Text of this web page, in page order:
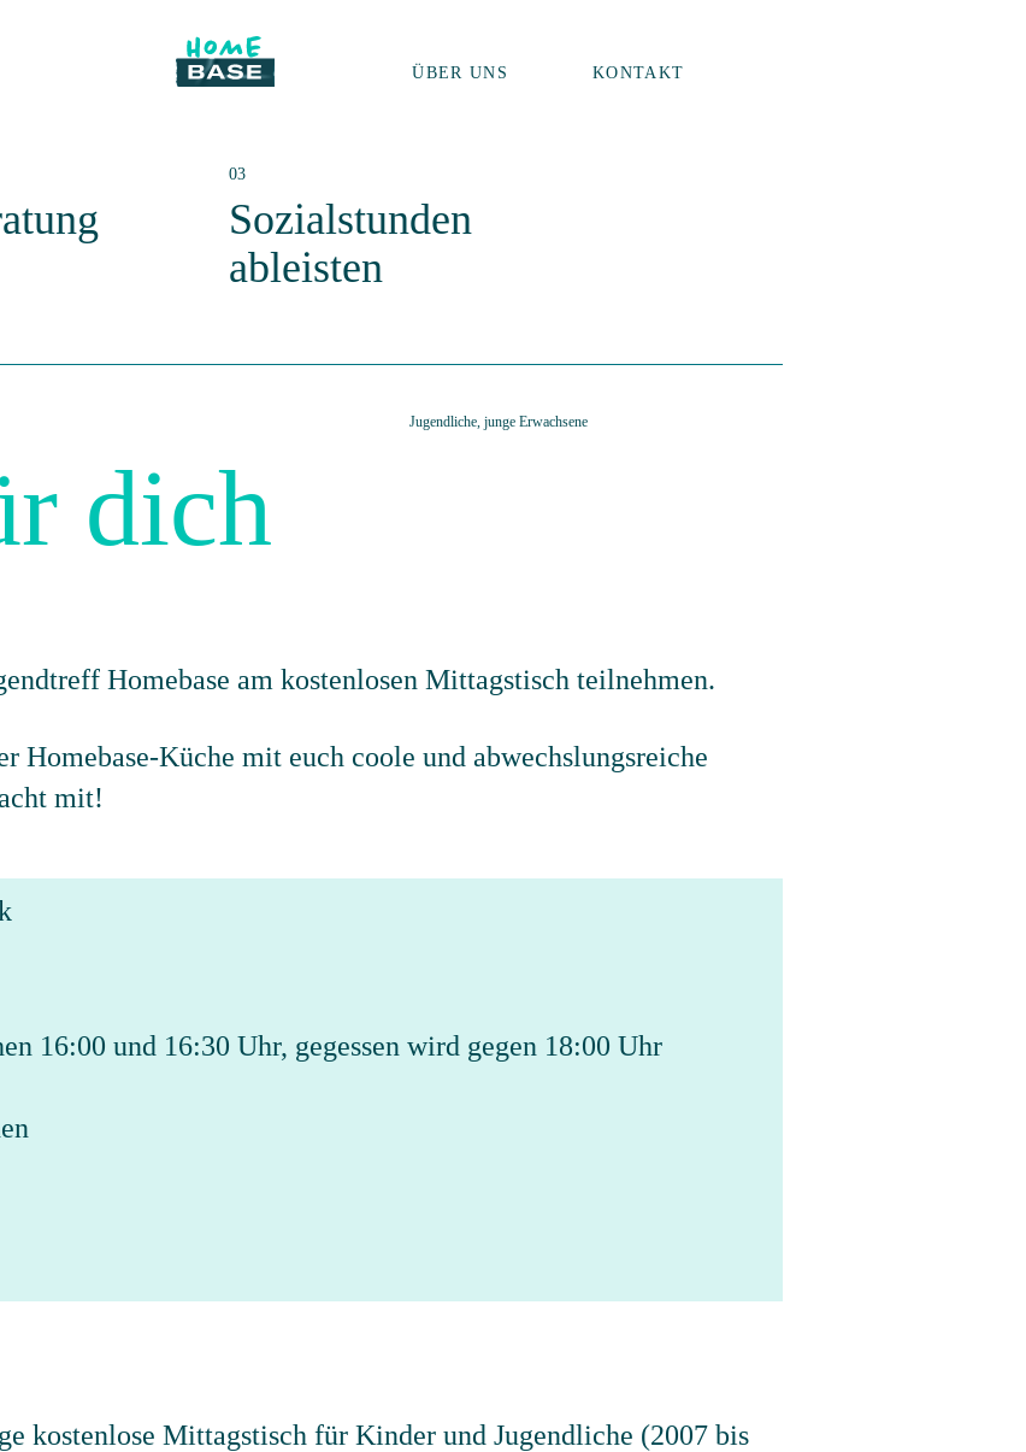
ÜBER UNS KONTAKT
Sozialstunden
ableisten
Jugendliche, junge Erwachsene
dich
Homebase-Küche mit euch coole und abwechslungsreiche
mit!
16:00 und 16:30 Uhr, gegessen wird gegen 18:00 Uhr
kostenlose Mittagstisch für Kinder und Jugendliche (2007 bis